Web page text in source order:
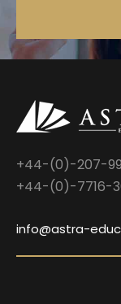
+44-(0)-207-
+44-(0)-7716-
info@astra-